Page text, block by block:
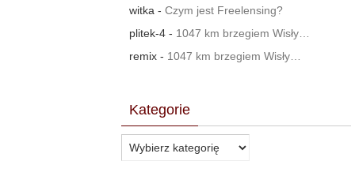
witka - Czym jest Freelensing?
plitek-4 - 1047 km brzegiem Wisły…
remix - 1047 km brzegiem Wisły…
Kategorie
Kategorie